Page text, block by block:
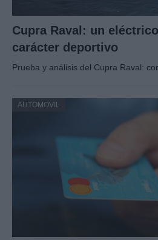
Cupra Raval: un
carácter deportivo
Prueba y análisis del Cupra Raval:
AUTOMOVIL